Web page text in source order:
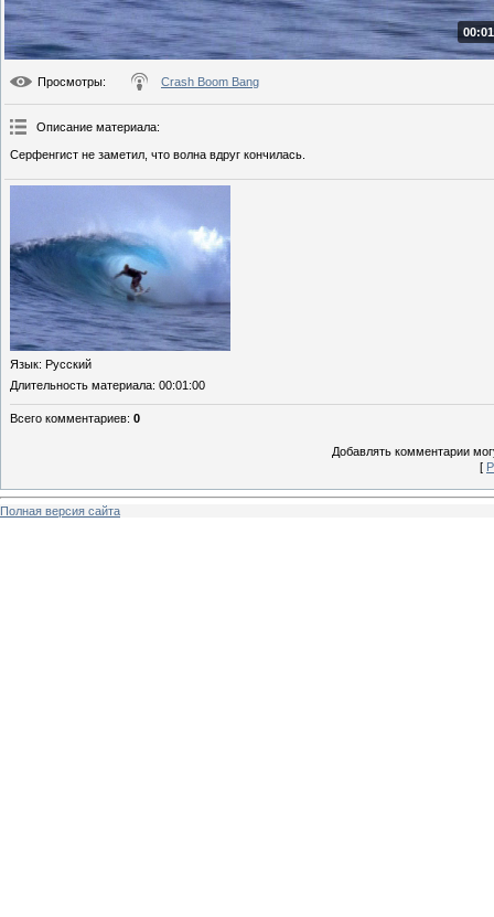
Просмотры: Crash Boom Bang
Описание материала:
Серфенгист не заметил, что волна вдруг кончилась.
Язык: Русский
Длительность материала: 00:01:00
Всего комментариев: 0
Добавлять комментарии
[
Полная версия сайта